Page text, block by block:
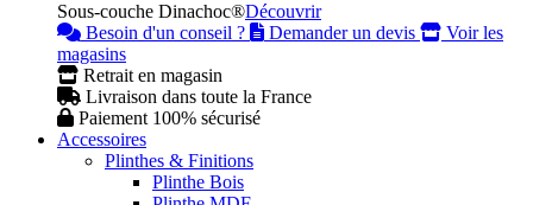
Sous-couche Dinachoc®Découvrir
Besoin d'un conseil ?
Demander un devis
Voir les
magasins
Retrait en magasin
Livraison dans toute la France
Paiement 100% sécurisé
Accessoires
Plinthes & Finitions
Plinthe Bois